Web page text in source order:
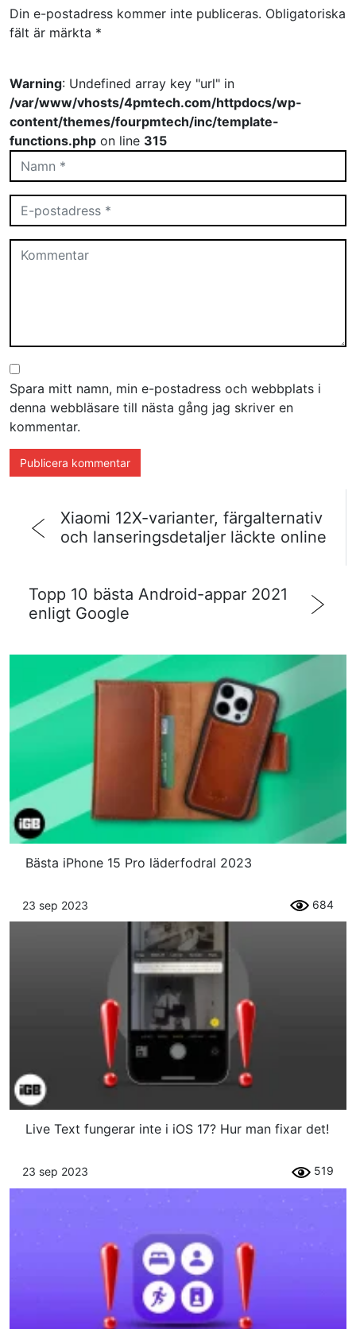
Din e-postadress kommer inte publiceras. Obligatoriska
fält är märkta *
Warning: Undefined array key "url" in
/var/www/vhosts/4pmtech.com/httpdocs/wp-
content/themes/fourpmtech/inc/template-
functions.php on line 315
Spara mitt namn, min e-postadress och webbplats i
denna webbläsare till nästa gång jag skriver en
kommentar.
Xiaomi 12X-varianter, färgalternativ
och lanseringsdetaljer läckte online
Topp 10 bästa Android-appar 2021
enligt Google
Bästa iPhone 15 Pro läderfodral 2023
23 sep 2023 684
Live Text fungerar inte i iOS 17? Hur man fixar det!
23 sep 2023 519